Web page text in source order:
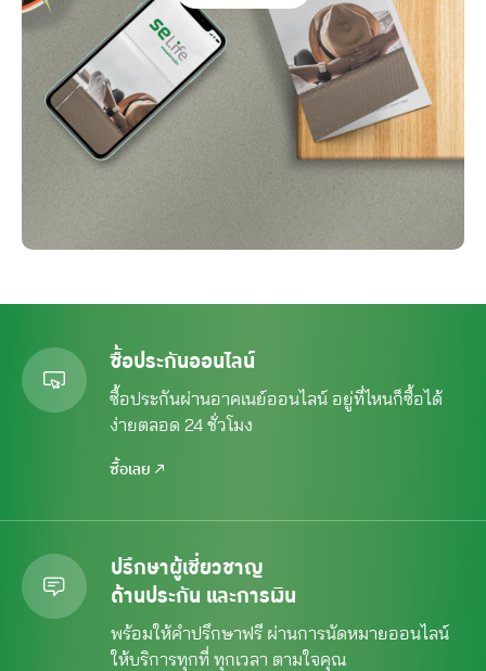
ซื้อประกันออนไลน์
ซื้อประกันผ่านอาคเนย์ออนไลน์ อยู่ที่ไหนก็ซื้อได้
ง่ายตลอด 24 ชั่วโมง
ซื้อเลย
ปรึกษาผู้เชี่ยวชาญ
ด้านประกัน และการเงิน
พร้อมให้คำปรึกษาฟรี ผ่านการนัดหมายออนไลน์
ให้บริการทุกที่ ทุกเวลา ตามใจคุณ